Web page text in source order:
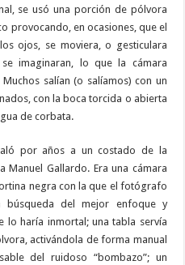
se usó una porción de pólvora
provocando, en ocasiones, que el
ojos, se moviera, o gesticulara
imaginaran, lo que la cámara
salían (o salíamos) con un
con la boca torcida o abierta
de corbata.
por años a un costado de la
Manuel Gallardo. Era una cámara
negra con la que el fotógrafo
búsqueda del mejor enfoque y
lo haría inmortal; una tabla servía
activándola de forma manual
del ruidoso “bombazo”; un